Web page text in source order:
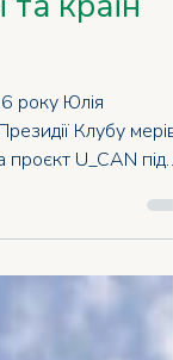
місія
UKRAINE
та країн
REBIRTH OF